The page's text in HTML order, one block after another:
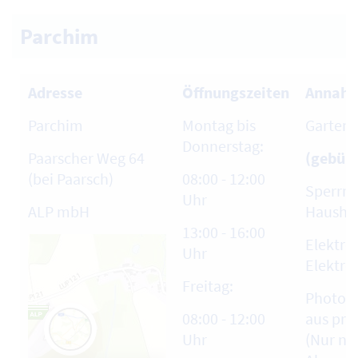
Adresse
Parchim
Paarscher Weg 64
(bei Paarsch)
ALP mbH
Öffnungszeiten
Montag bis
Donnerstag:
08:00 - 12:00
Uhr
13:00 - 16:00
Uhr
Freitag:
08:00 - 12:00
Uhr
aus
(Nur